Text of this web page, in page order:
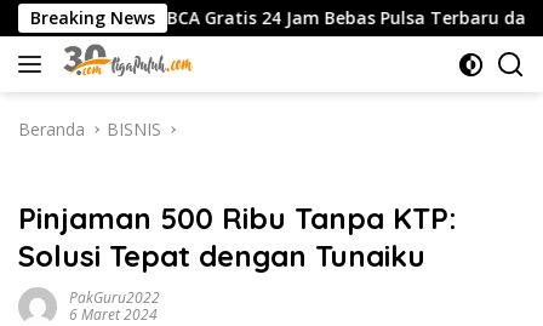
Langsung
ke
konten
Breaking News
Center BCA Gratis 24 Jam Bebas Pulsa Terbaru dan
Beranda BISNIS
Pinjaman 500 Ribu Tanpa KTP:
Solusi Tepat dengan Tunaiku
PakGuru2022
6 Maret 2024